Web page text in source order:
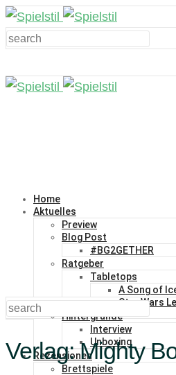
Home
Aktuelles
Preview
Blog Post
#BG2GETHER
Ratgeber
Tabletops
A Song of
Star Wars
Hintergründe
Interview
Unboxing
Rezensionen
Brettspiele
Verlag:Mighty